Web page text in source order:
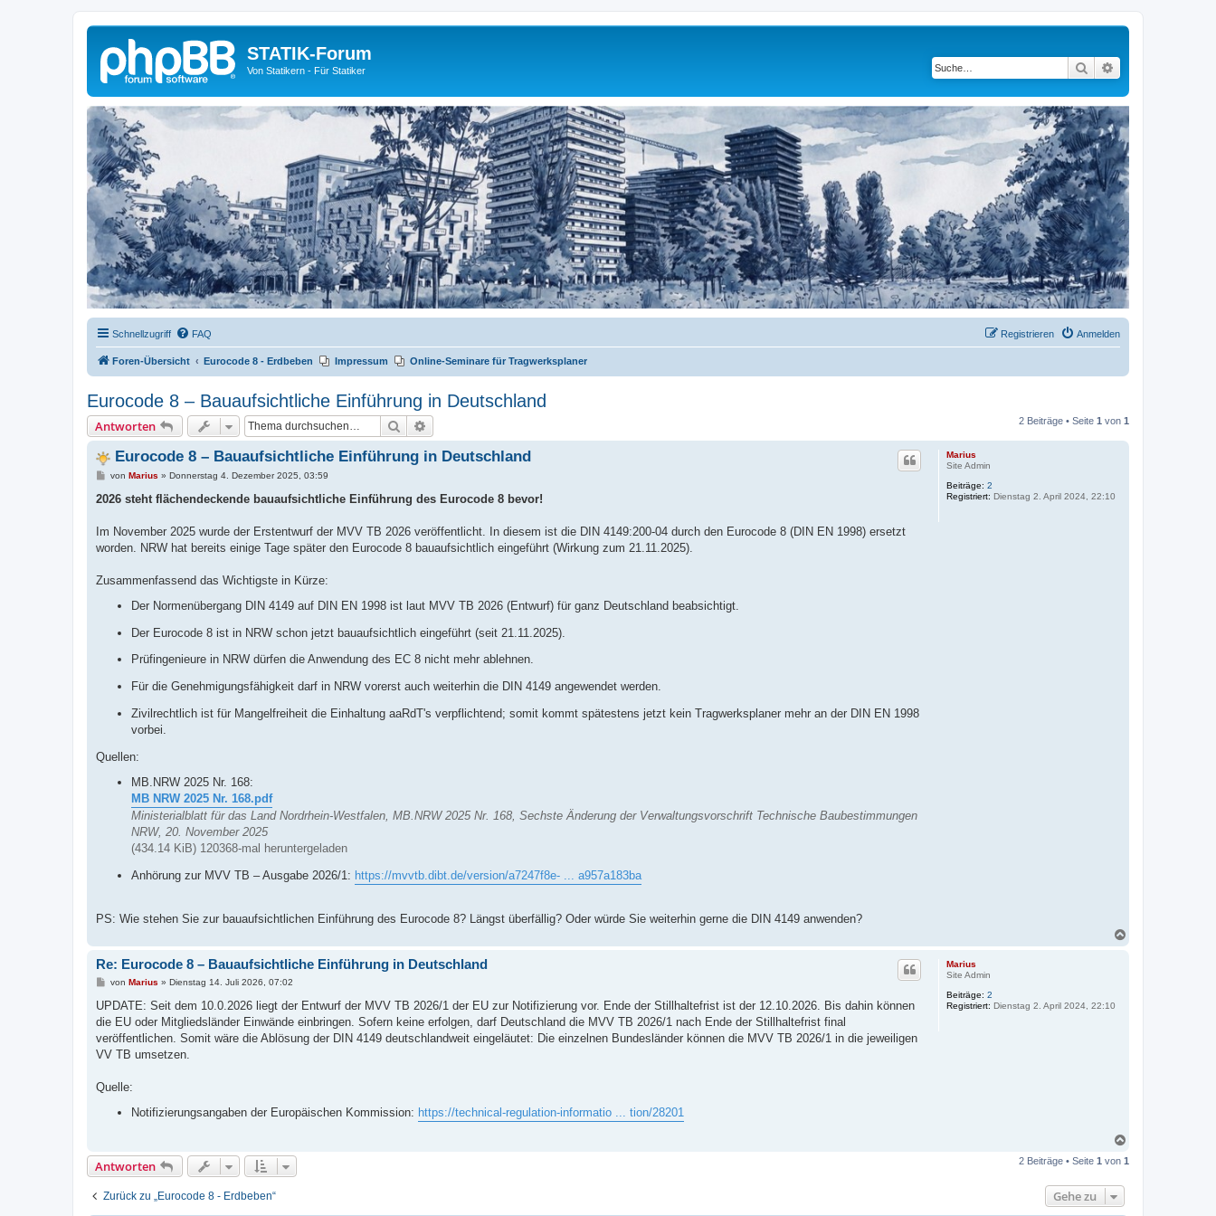
STATIK-Forum
Von Statikern - Für Statiker Suche
Schnellzugriff FAQ Anmelden
Registrieren
Foren-Übersicht Eurocode 8 - Erdbeben Impressum Online-Seminare für Tragwerksplaner
Eurocode 8 – Bauaufsichtliche Einführung in Deutschland
Antworten Suche 2 Beiträge • Seite 1 von 1
Marius
Site Admin
Beiträge: 2
Registriert: Dienstag 2. April 2024, 22:10
Eurocode 8 – Bauaufsichtliche Einführung in Deutschland
B
i
a
von Marius » Donnerstag 4. Dezember 2025, 03:59
2026 steht flächendeckende bauaufsichtliche Einführung des Eurocode 8 bevor!
Im November 2025 wurde der Erstentwurf der MVV TB 2026 veröffentlicht. In diesem ist die DIN 4149:200-04 durch den Eurocode 8 (DIN EN 1998) ersetzt
worden. NRW hat bereits einige Tage später den Eurocode 8 bauaufsichtlich eingeführt (Wirkung zum 21.11.2025).
Zusammenfassend das Wichtigste in Kürze:
Der Normenübergang DIN 4149 auf DIN EN 1998 ist laut MVV TB 2026 (Entwurf) für ganz Deutschland beabsichtigt.
Der Eurocode 8 ist in NRW schon jetzt bauaufsichtlich eingeführt (seit 21.11.2025).
Prüfingenieure in NRW dürfen die Anwendung des EC 8 nicht mehr ablehnen.
Für die Genehmigungsfähigkeit darf in NRW vorerst auch weiterhin die DIN 4149 angewendet werden.
Zivilrechtlich ist für Mangelfreiheit die Einhaltung aaRdT's verpflichtend; somit kommt spätestens jetzt kein Tragwerksplaner mehr an der DIN EN 1998
vorbei.
Quellen:
MB.NRW 2025 Nr. 168:
MB NRW 2025 Nr. 168.pdf
Ministerialblatt für das Land Nordrhein-Westfalen, MB.NRW 2025 Nr. 168, Sechste Änderung der Verwaltungsvorschrift Technische Baubestimmungen
NRW, 20. November 2025
(434.14 KiB) 120368-mal heruntergeladen
Anhörung zur MVV TB – Ausgabe 2026/1: https://mvvtb.dibt.de/version/a7247f8e- ... a957a183ba
PS: Wie stehen Sie zur bauaufsichtlichen Einführung des Eurocode 8? Längst überfällig? Oder würde Sie weiterhin gerne die DIN 4149 anwenden?
Marius
Site Admin
Beiträge: 2
Registriert: Dienstag 2. April 2024, 22:10
Re: Eurocode 8 – Bauaufsichtliche Einführung in Deutschland
B
i
r
a
von Marius » Dienstag 14. Juli 2026, 07:02
UPDATE: Seit dem 10.0.2026 liegt der Entwurf der MVV TB 2026/1 der EU zur Notifizierung vor. Ende der Stillhaltefrist ist der 12.10.2026. Bis dahin können
die EU oder Mitgliedsländer Einwände einbringen. Sofern keine erfolgen, darf Deutschland die MVV TB 2026/1 nach Ende der Stillhaltefrist final
veröffentlichen. Somit wäre die Ablösung der DIN 4149 deutschlandweit eingeläutet: Die einzelnen Bundesländer können die MVV TB 2026/1 in die jeweiligen
VV TB umsetzen.
Quelle:
Notifizierungsangaben der Europäischen Kommission: https://technical-regulation-informatio ... tion/28201
c
Antworten 2 Beiträge • Seite 1 von 1
Zurück zu „Eurocode 8 - Erdbeben“ Gehe zu